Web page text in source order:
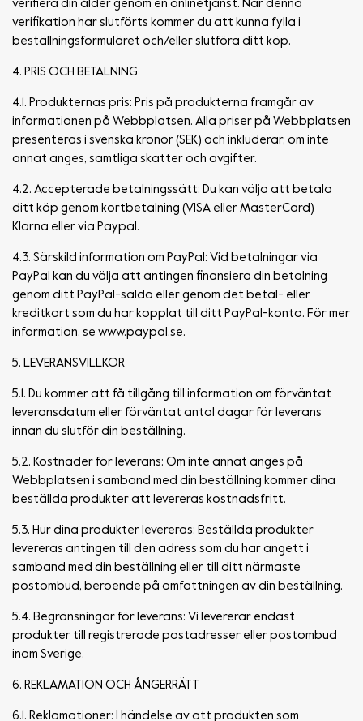
verifiera din ålder genom en onlinetjänst. När denna
verifikation har slutförts kommer du att kunna fylla i
beställningsformuläret och/eller slutföra ditt köp.
4. PRIS OCH BETALNING
4.1. Produkternas pris: Pris på produkterna framgår av
informationen på Webbplatsen. Alla priser på Webbplatsen
presenteras i svenska kronor (SEK) och inkluderar, om inte
annat anges, samtliga skatter och avgifter.
4.2. Accepterade betalningssätt: Du kan välja att betala
ditt köp genom kortbetalning (VISA eller MasterCard)
Klarna eller via Paypal.
4.3. Särskild information om PayPal: Vid betalningar via
PayPal kan du välja att antingen finansiera din betalning
genom ditt PayPal-saldo eller genom det betal- eller
kreditkort som du har kopplat till ditt PayPal-konto. För mer
information, se www.paypal.se.
5. LEVERANSVILLKOR
5.1. Du kommer att få tillgång till information om förväntat
leveransdatum eller förväntat antal dagar för leverans
innan du slutför din beställning.
5.2. Kostnader för leverans: Om inte annat anges på
Webbplatsen i samband med din beställning kommer dina
beställda produkter att levereras kostnadsfritt.
5.3. Hur dina produkter levereras: Beställda produkter
levereras antingen till den adress som du har angett i
samband med din beställning eller till ditt närmaste
postombud, beroende på omfattningen av din beställning.
5.4. Begränsningar för leverans: Vi levererar endast
produkter till registrerade postadresser eller postombud
inom Sverige.
6. REKLAMATION OCH ÅNGERRÄTT
6.1. Reklamationer: I händelse av att produkten som